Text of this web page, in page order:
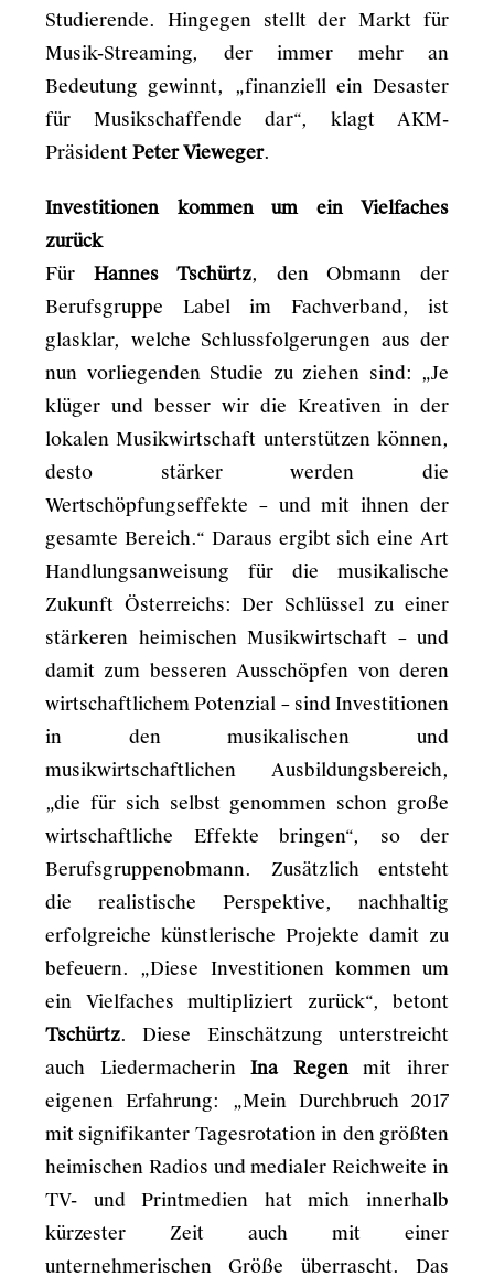
Studierende. Hingegen stellt der Markt für
Musik-Streaming, der immer mehr an
Bedeutung gewinnt, „finanziell ein Desaster
für Musikschaffende dar“, klagt AKM-
PräsidentPeter Vieweger.
Investitionen kommen um ein Vielfaches
zurück
Für Hannes Tschürtz, den Obmann der
Berufsgruppe Label im Fachverband, ist
glasklar, welche Schlussfolgerungen aus der
nun vorliegenden Studie zu ziehen sind: „Je
klüger und besser wir die Kreativen in der
lokalen Musikwirtschaft unterstützen können,
desto stärker werden die
Wertschöpfungseffekte – und mit ihnen der
gesamte Bereich.“ Daraus ergibt sich eine Art
Handlungsanweisung für die musikalische
Zukunft Österreichs: Der Schlüssel zu einer
stärkeren heimischen Musikwirtschaft – und
damit zum besseren Ausschöpfen von deren
wirtschaftlichem Potenzial – sind Investitionen
in den musikalischen und
musikwirtschaftlichen Ausbildungsbereich,
„die für sich selbst genommen schon große
wirtschaftliche Effekte bringen“, so der
Berufsgruppenobmann. Zusätzlich entsteht
die realistische Perspektive, nachhaltig
erfolgreiche künstlerische Projekte damit zu
befeuern. „Diese Investitionen kommen um
ein Vielfaches multipliziert zurück“, betont
Tschürtz. Diese Einschätzung unterstreicht
auch LiedermacherinIna Regenmit ihrer
eigenen Erfahrung: „Mein Durchbruch 2017
mit signifikanter Tagesrotation in den größten
heimischen Radios und medialer Reichweite in
TV- und Printmedien hat mich innerhalb
kürzester Zeit auch mit einer
unternehmerischen Größe überrascht. Das